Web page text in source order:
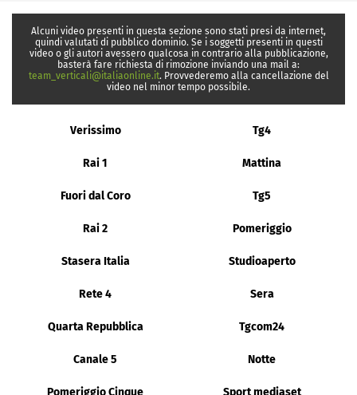
Alcuni video presenti in questa sezione sono stati presi da internet,
quindi valutati di pubblico dominio. Se i soggetti presenti in questi
video o gli autori avessero qualcosa in contrario alla pubblicazione,
basterà fare richiesta di rimozione inviando una mail a:
team_verticali@italiaonline.it. Provvederemo alla cancellazione del
video nel minor tempo possibile.
Verissimo Tg4
Rai 1 Mattina
Fuori dal Coro Tg5
Rai 2 Pomeriggio
Stasera Italia Studioaperto
Rete 4 Sera
Quarta Repubblica Tgcom24
Canale 5 Notte
Pomeriggio Cinque Sport mediaset